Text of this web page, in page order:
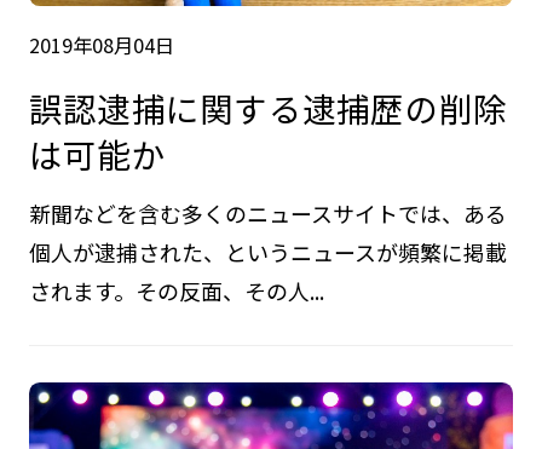
2019年08月04日
誤認逮捕に関する逮捕歴の削除
は可能か
新聞などを含む多くのニュースサイトでは、ある
個人が逮捕された、というニュースが頻繁に掲載
されます。その反面、その人...